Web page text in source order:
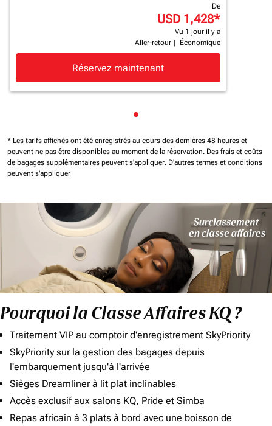
De
USD 1,428*
Vu 1 jour il y a
Aller-retour
Économique
Réservez maintenant
Affichage de cmp-
* Les tarifs affichés ont été enregistrés au cours des dernières 48 heures et
peuvent ne pas être disponibles au moment de la réservation. Des frais et coûts
de bagages supplémentaires peuvent s'appliquer. D'autres termes et conditions
peuvent s'appliquer
Pourquoi la Classe Affaires KQ ?
Traitement VIP au comptoir d'enregistrement SkyPriority
SkyPriority sur la gestion des bagages depuis
l'embarquement jusqu'à l'arrivée
Sièges Dreamliner à lit plat inclinables
Accès exclusif aux salons KQ, Pride et Simba
Repas africain à 3 plats à bord avec une boisson de